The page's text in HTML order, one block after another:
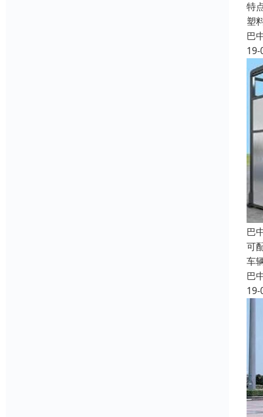
特
塑
巴
19-
巴
可
车
巴
19-